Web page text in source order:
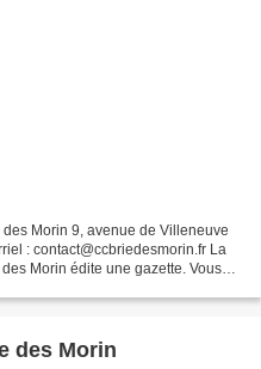
Morin 9, avenue de Villeneuve
: contact@ccbriedesmorin.fr La
Morin édite une gazette. Vous
des Morin